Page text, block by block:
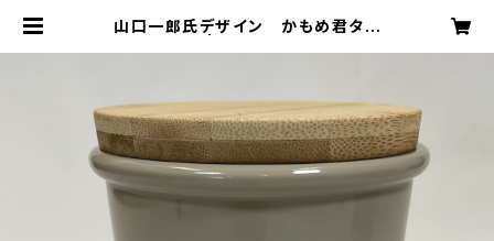
山口一郎氏デザイン かもめ君タン